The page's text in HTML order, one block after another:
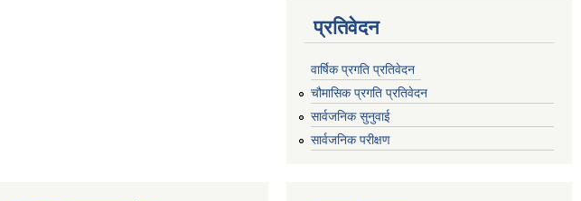
प्रतिवेदन
वार्षिक प्रगति प्रतिवेदन
चौमासिक प्रगति प्रतिवेदन
सार्वजनिक सुनुवाई
सार्वजनिक परीक्षण